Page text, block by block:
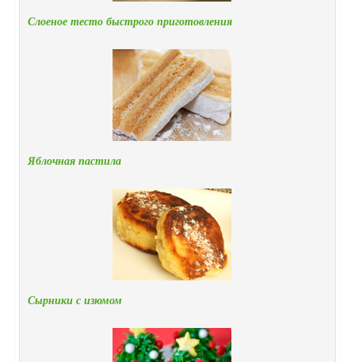
Слоеное тесто быстрого приготовления
Яблочная пастила
Сырники с изюмом